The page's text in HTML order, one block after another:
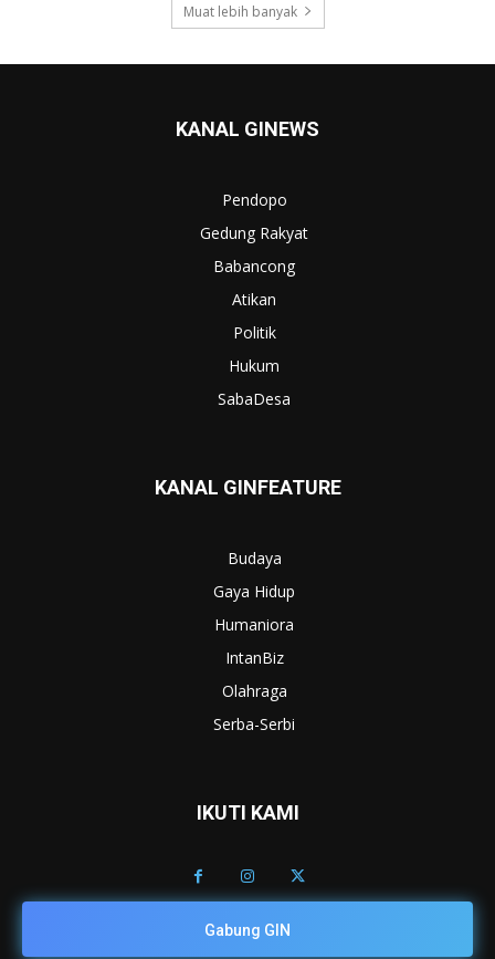
Muat lebih banyak
KANAL GINEWS
Pendopo
Gedung Rakyat
Babancong
Atikan
Politik
Hukum
SabaDesa
KANAL GINFEATURE
Budaya
Gaya Hidup
Humaniora
IntanBiz
Olahraga
Serba-Serbi
IKUTI KAMI
Gabung GIN